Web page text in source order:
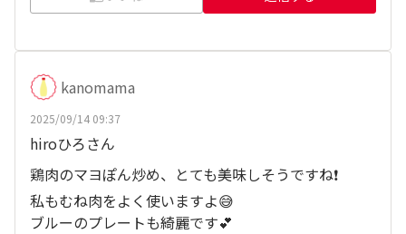
kanomama
2025/09/14 09:37
hiroひろさん
鶏肉のマヨぽん炒め、とても美味しそうですね❗️
私もむね肉をよく使いますよ😅
ブルーのプレートも綺麗です💕